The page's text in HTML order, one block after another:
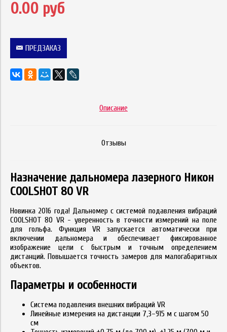
0.00 руб
ПРЕДЗАКАЗ
Описание
Отзывы
Назначение дальномера лазерного Никон
COOLSHOT 80 VR
Новинка 2016 года! Дальномер с системой подавления вибраций
COOLSHOT 80 VR - уверенность в точности измерений на поле
для гольфа. Функция VR запускается автоматически при
включении дальномера и обеспечивает фиксированное
изображение цели с быстрым и точным определением
дистанций. Повышается точность замеров для малогабаритных
объектов.
Параметры и особенности
Система подавления внешних вибраций VR
Линейные измерения на дистанции 7,3–915 м с шагом 50
см